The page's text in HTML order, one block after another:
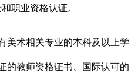
职业资格认证。
美术相关专业的本科及以上学
的教师资格证书、国际认可的